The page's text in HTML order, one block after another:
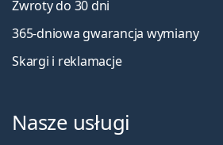
Zwroty do 30 dni
365-dniowa gwarancja wymiany
Skargi i reklamacje
Nasze usługi